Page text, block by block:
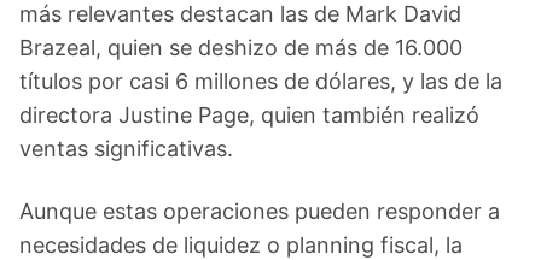
más relevantes destacan las de Mark David
Brazeal, quien se deshizo de más de 16.000
títulos por casi 6 millones de dólares, y las de la
directora Justine Page, quien también realizó
ventas significativas.
Aunque estas operaciones pueden responder a
necesidades de liquidez o planning fiscal, la